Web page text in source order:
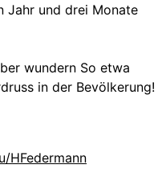
Jahr und drei Monate
wundern So etwa
in der Bevölkerung!
HFedermann